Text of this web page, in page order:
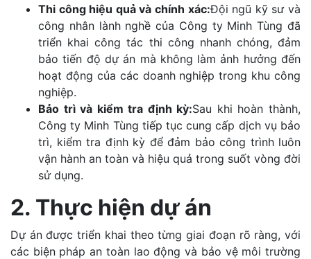
Thi công hiệu quả và chính xác:Đội ngũ kỹ sư và
công nhân lành nghề của Công ty Minh Tùng đã
triển khai công tác thi công nhanh chóng, đảm
bảo tiến độ dự án mà không làm ảnh hưởng đến
hoạt động của các doanh nghiệp trong khu công
nghiệp.
Bảo trì và kiểm tra định kỳ:Sau khi hoàn thành,
Công ty Minh Tùng tiếp tục cung cấp dịch vụ bảo
trì, kiểm tra định kỳ để đảm bảo công trình luôn
vận hành an toàn và hiệu quả trong suốt vòng đời
sử dụng.
2. Thực hiện dự án
Dự án được triển khai theo từng giai đoạn rõ ràng, với
các biện pháp an toàn lao động và bảo vệ môi trường